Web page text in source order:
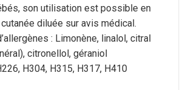
son utilisation est possible en
diluée sur avis médical.​
: Limonène, linalol, citral
citronellol, géraniol
H304, H315, H317, H410